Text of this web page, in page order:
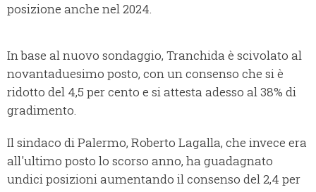
posizione anche nel 2024.
In base al nuovo sondaggio, Tranchida è scivolato al
novantaduesimo posto, con un consenso che si è
ridotto del 4,5 per cento e si attesta adesso al 38% di
gradimento.
Il sindaco di Palermo, Roberto Lagalla, che invece era
all'ultimo posto lo scorso anno, ha guadagnato
undici posizioni aumentando il consenso del 2,4 per